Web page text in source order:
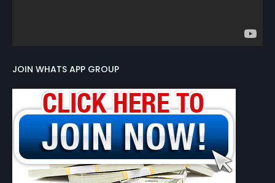
JOIN WHATS APP GROUP